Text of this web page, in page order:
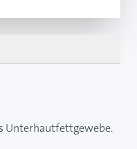
Unterhautfettgewebe.